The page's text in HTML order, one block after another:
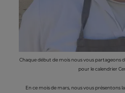
Chaque début de mois nous vous partageons
pour le calendrier
En ce mois de mars, nous vous présentons